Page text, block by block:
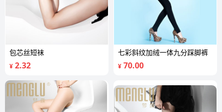
包芯丝短袜
¥ 2.32
七彩斜纹加绒一体九分踩脚裤
¥ 70.00